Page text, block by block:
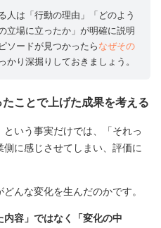
人は「行動の理由」「どのよう
立場に立ったか」が明確に説明
ソードが見つかったら なぜその
かり深掘りしておきましょう。
ことで上げた成果を考える
という事実だけでは、「それっ
に感じさせてしまい、評価に
んな変化を生んだのかです。
容」ではなく「変化の中